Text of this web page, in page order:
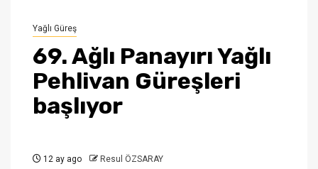
Yağlı Güreş
69. Ağlı Panayırı Yağlı
Pehlivan Güreşleri
başlıyor
12 ay ago Resul ÖZSARAY